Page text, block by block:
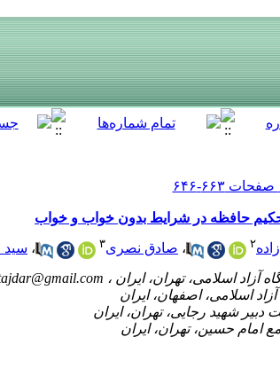
حافظه در شرایط بدون خواب و خواب
۲ ، صادق نصری۳ ،